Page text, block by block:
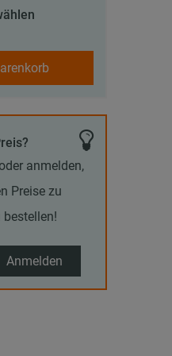
anmelden,
Preise zu
bestellen!
Anmelden